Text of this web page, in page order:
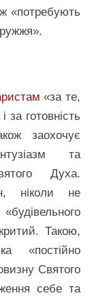
«потребують
«за те,
за готовність
заохочує
та
Духа.
ніколи не
Такою,
«постійно
Святого
себе та